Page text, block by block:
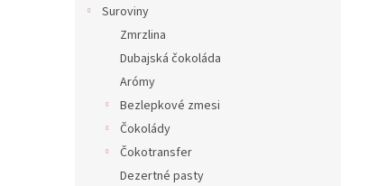
Suroviny
Zmrzlina
Dubajská čokoláda
Arómy
Bezlepkové zmesi
Čokolády
Čokotransfer
Dezertné pasty